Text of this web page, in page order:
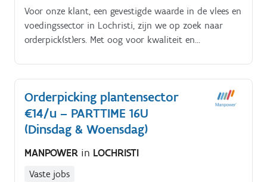
Voor onze klant, een gevestigde waarde in de vlees en
voedingssector in Lochristi, zijn we op zoek naar
orderpick(st)ers. Met oog voor kwaliteit en
en verdeling van hoogwaardige vleesproducten.
Orderpicking plantensector
€14/u – PARTTIME 16U
(Dinsdag & Woensdag)
MANPOWER in LOCHRISTI
Vaste jobs